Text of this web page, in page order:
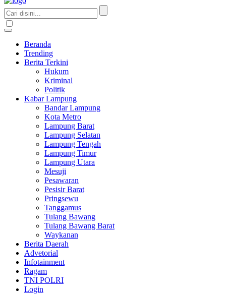
Beranda
Trending
Berita Terkini
Hukum
Kriminal
Politik
Kabar Lampung
Bandar Lampung
Kota Metro
Lampung Barat
Lampung Selatan
Lampung Tengah
Lampung Timur
Lampung Utara
Mesuji
Pesawaran
Pesisir Barat
Pringsewu
Tanggamus
Tulang Bawang
Tulang Bawang Barat
Waykanan
Berita Daerah
Advetorial
Infotainment
Ragam
TNI POLRI
Login